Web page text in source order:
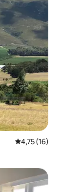
Évaluation
4,75 (16)